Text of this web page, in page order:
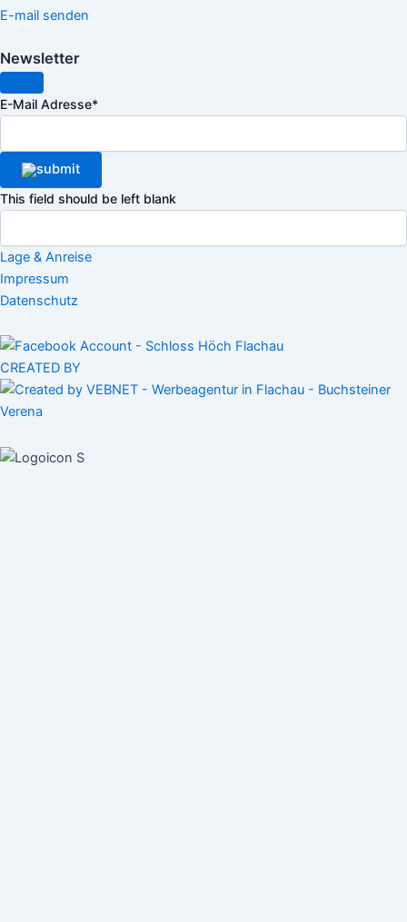
E-mail senden
Newsletter
E-Mail Adresse*
This field should be left blank
Lage & Anreise
Impressum
Datenschutz
CREATED BY